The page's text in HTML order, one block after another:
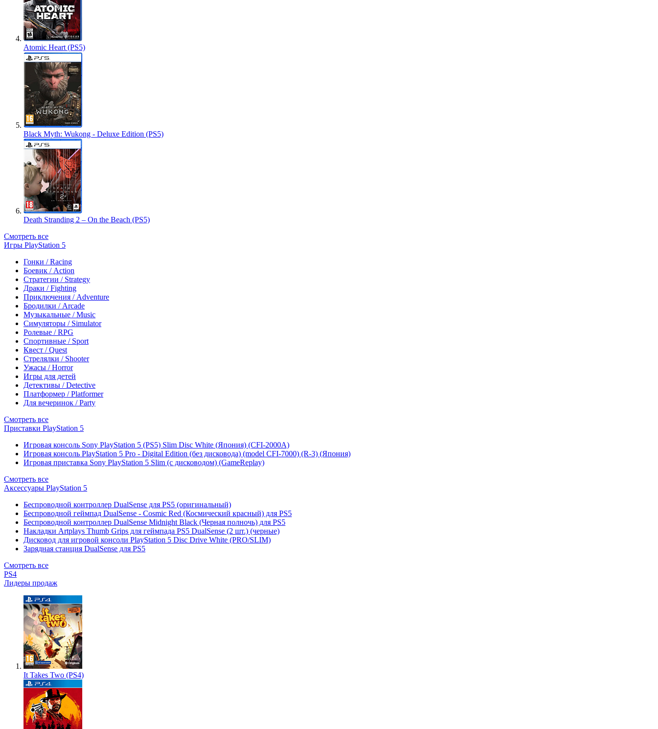
Atomic Heart (PS5)
Black Myth: Wukong - Deluxe Edition (PS5)
Death Stranding 2 – On the Beach (PS5)
Смотреть все
Игры PlayStation 5
Гонки / Racing
Боевик / Action
Стратегии / Strategy
Драки / Fighting
Приключения / Adventure
Бродилки / Arcade
Музыкальные / Music
Симуляторы / Simulator
Ролевые / RPG
Спортивные / Sport
Квест / Quest
Стрелялки / Shooter
Ужасы / Horror
Игры для детей
Детективы / Detective
Платформер / Platformer
Для вечеринок / Party
Смотреть все
Приставки PlayStation 5
Игровая консоль Sony PlayStation 5 (PS5) Slim Disc White (Япония) (CFI-2000A)
Игровая консоль PlayStation 5 Pro - Digital Edition (без дисковода) (model CFI-7000) (R-3) (Япония)
Игровая приставка Sony PlayStation 5 Slim (с дисководом) (GameReplay)
Смотреть все
Аксессуары PlayStation 5
Беспроводной контроллер DualSense для PS5 (оригинальный)
Беспроводной геймпад DualSense - Cosmic Red (Космический красный) для PS5
Беспроводной контроллер DualSense Midnight Black (Черная полночь) для PS5
Накладки Artplays Thumb Grips для геймпада PS5 DualSense (2 шт.) (черные)
Дисковод для игровой консоли PlayStation 5 Disc Drive White (PRO/SLIM)
Зарядная станция DualSense для PS5
Смотреть все
PS4
Лидеры продаж
It Takes Two (PS4)